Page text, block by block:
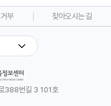
부 찾아오시는 길
388번길 3 101호